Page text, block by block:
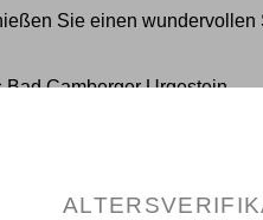
Sie einen wundervollen
Bad Camberger Urgestein
auf dem Schmidtbergplatz
sich die Bad